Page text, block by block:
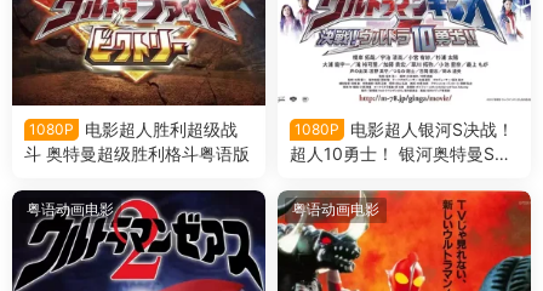
1080P
电影超人胜利超级战
斗 奥特曼超级胜利格斗粤语版
1080P
电影超人银河S决战！
超人10勇士！ 银河奥特曼S决
粤语动画电影 粤语动画电影